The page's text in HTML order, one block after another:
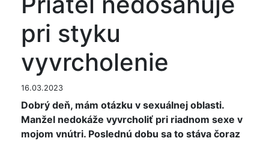
pri styku
vyvrcholenie
16.03.2023
Dobrý deň, mám otázku v sexuálnej oblasti.
Manžel nedokáže vyvrcholiť pri riadnom sexe v
mojom vnútri. Poslednú dobu sa to stáva čoraz